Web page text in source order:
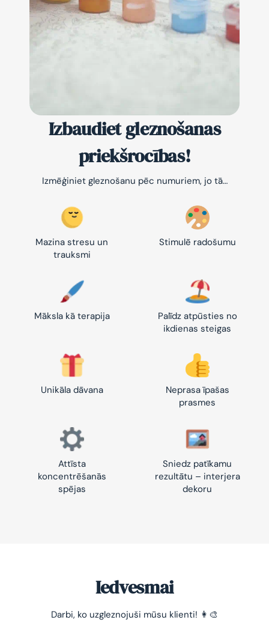
Izbaudiet gleznošanas
priekšrocības!
Izmēģiniet gleznošanu pēc numuriem, jo tā…
Mazina stresu un
trauksmi
Stimulē radošumu
Māksla kā terapija
Palīdz atpūsties no
ikdienas steigas
Unikāla dāvana
Neprasa īpašas
prasmes
Attīsta
koncentrēšanās
spējas
Sniedz patīkamu
rezultātu – interjera
dekoru
Iedvesmai
Darbi, ko uzgleznojuši mūsu klienti! 👩‍🎨